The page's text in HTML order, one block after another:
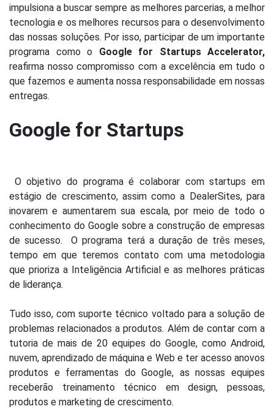
impulsiona a buscar sempre as melhores parcerias, a melhor
tecnologia e os melhores recursos para o desenvolvimento
das nossas soluções. Por isso, participar de um importante
programa como o Google for Startups Accelerator,
reafirma nosso compromisso com a excelência em tudo o
que fazemos e aumenta nossa responsabilidade em nossas
entregas.
Google for Startups
O objetivo do programa é colaborar com startups em
estágio de crescimento, assim como a DealerSites, para
inovarem e aumentarem sua escala, por meio de todo o
conhecimento do Google sobre a construção de empresas
de sucesso.
O programa terá a duração de três meses,
tempo em que teremos contato com uma metodologia
que prioriza a Inteligência Artificial e as melhores práticas
de liderança.
Tudo isso, com suporte técnico voltado para a solução de
problemas relacionados a produtos. Além de contar com a
tutoria de mais de 20 equipes do Google, como Android,
nuvem, aprendizado de máquina e Web e ter acesso anovos
produtos e ferramentas do Google, as nossas equipes
receberão treinamento técnico em design, pessoas,
produtos e marketing de crescimento.